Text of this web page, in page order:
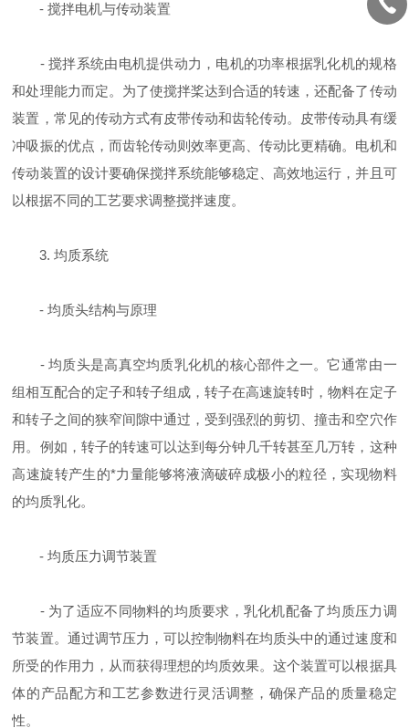
- 搅拌电机与传动装置
- 搅拌系统由电机提供动力，电机的功率根据乳化机的规格
和处理能力而定。为了使搅拌桨达到合适的转速，还配备了传动
装置，常见的传动方式有皮带传动和齿轮传动。皮带传动具有缓
冲吸振的优点，而齿轮传动则效率更高、传动比更精确。电机和
传动装置的设计要确保搅拌系统能够稳定、高效地运行，并且可
以根据不同的工艺要求调整搅拌速度。
3. 均质系统
- 均质头结构与原理
- 均质头是高真空均质乳化机的核心部件之一。它通常由一
组相互配合的定子和转子组成，转子在高速旋转时，物料在定子
和转子之间的狭窄间隙中通过，受到强烈的剪切、撞击和空穴作
用。例如，转子的转速可以达到每分钟几千转甚至几万转，这种
高速旋转产生的*力量能够将液滴破碎成极小的粒径，实现物料
的均质乳化。
- 均质压力调节装置
- 为了适应不同物料的均质要求，乳化机配备了均质压力调
节装置。通过调节压力，可以控制物料在均质头中的通过速度和
所受的作用力，从而获得理想的均质效果。这个装置可以根据具
体的产品配方和工艺参数进行灵活调整，确保产品的质量稳定
性。